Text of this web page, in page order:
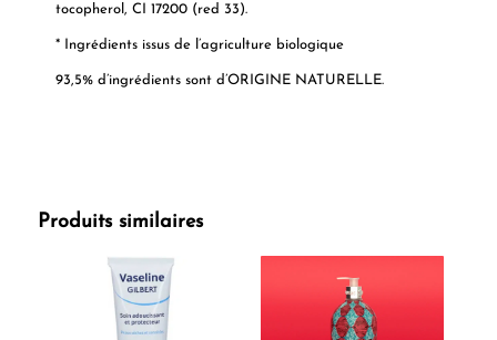
tocopherol, CI 17200 (red 33).
* Ingrédients issus de l’agriculture biologique
93,5% d’ingrédients sont d’ORIGINE NATURELLE.
Produits similaires